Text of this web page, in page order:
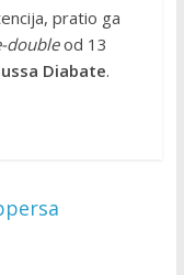
pratio ga
doubleod 13
Diabate.